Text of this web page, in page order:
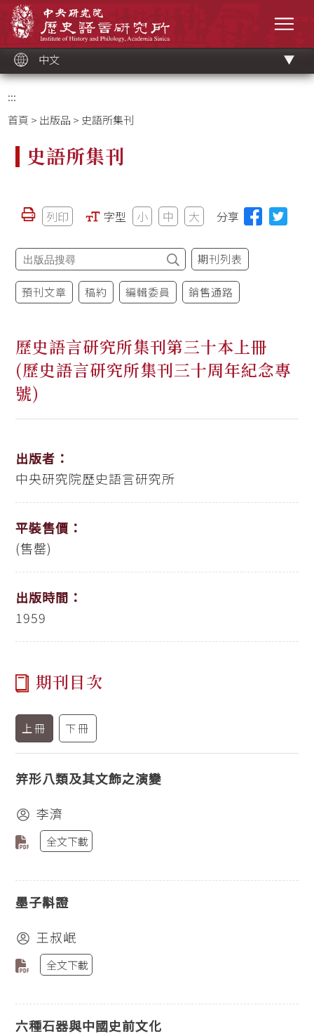
中文
:::
首頁 > 出版品 > 史語所集刊
史語所集刊
列印 字型 小 中 大 分享
期刊列表
預刊文章 稿約 編輯委員 銷售通路
歷史語言研究所集刊第三十本上冊
(歷史語言研究所集刊三十周年紀念專
號)
出版者：
中央研究院歷史語言研究所
平裝售價：
(售罄)
出版時間：
1959
期刊目次
上冊 下冊
笄形八類及其文飾之演變
李濟
全文下載
墨子斠證
王叔岷
全文下載
六種石器與中國史前文化